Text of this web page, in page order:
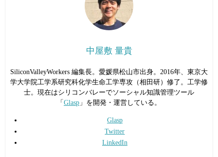
中屋敷 量貴
SiliconValleyWorkers 編集長。愛媛県松山市出身。2016年、東京大
学大学院工学系研究科化学生命工学専攻（相田研）修了。工学修
士。現在はシリコンバレーでソーシャル知識管理ツール
「 Glasp 」を開発・運営している。
Glasp
Twitter
LinkedIn